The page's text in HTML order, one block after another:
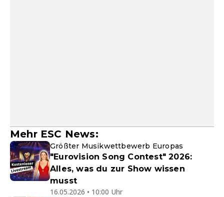
Mehr ESC News:
Größter Musikwettbewerb Europas
"Eurovision Song Contest" 2026:
Alles, was du zur Show wissen
musst
16.05.2026 • 10:00 Uhr